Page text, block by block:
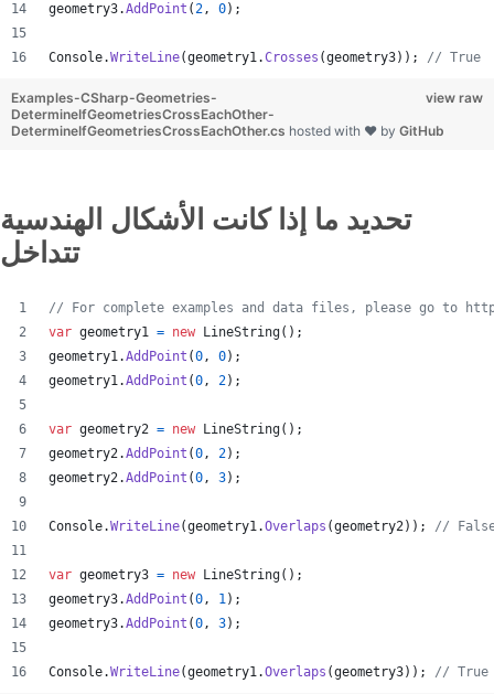
geometry3.AddPoint (2, 0) ;
Console.WriteLine(geometry1.Crosses (geometry3) ) ; // True
view raw
Examples-CSharp-Geometries-
DetermineIfGeometriesCrossEachOther-
DetermineIfGeometriesCrossEachOther.cs hosted with ❤ by GitHub
تحديد ما إذا كانت الأشكال الهندسية
تتداخل
// For complete examples and data files, please go to
var geometry1 = new LineString( ) ;
geometry1.AddPoint (0, 0) ;
geometry1.AddPoint (0, 2) ;
var geometry2 = new LineString( ) ;
geometry2.AddPoint (0, 2) ;
geometry2.AddPoint (0, 3) ;
Console.WriteLine(geometry1.Overlaps (geometry2) ) ; //
var geometry3 = new LineString( ) ;
geometry3.AddPoint (0, 1) ;
geometry3.AddPoint (0, 3) ;
Console.WriteLine(geometry1.Overlaps (geometry3) ) ; // True